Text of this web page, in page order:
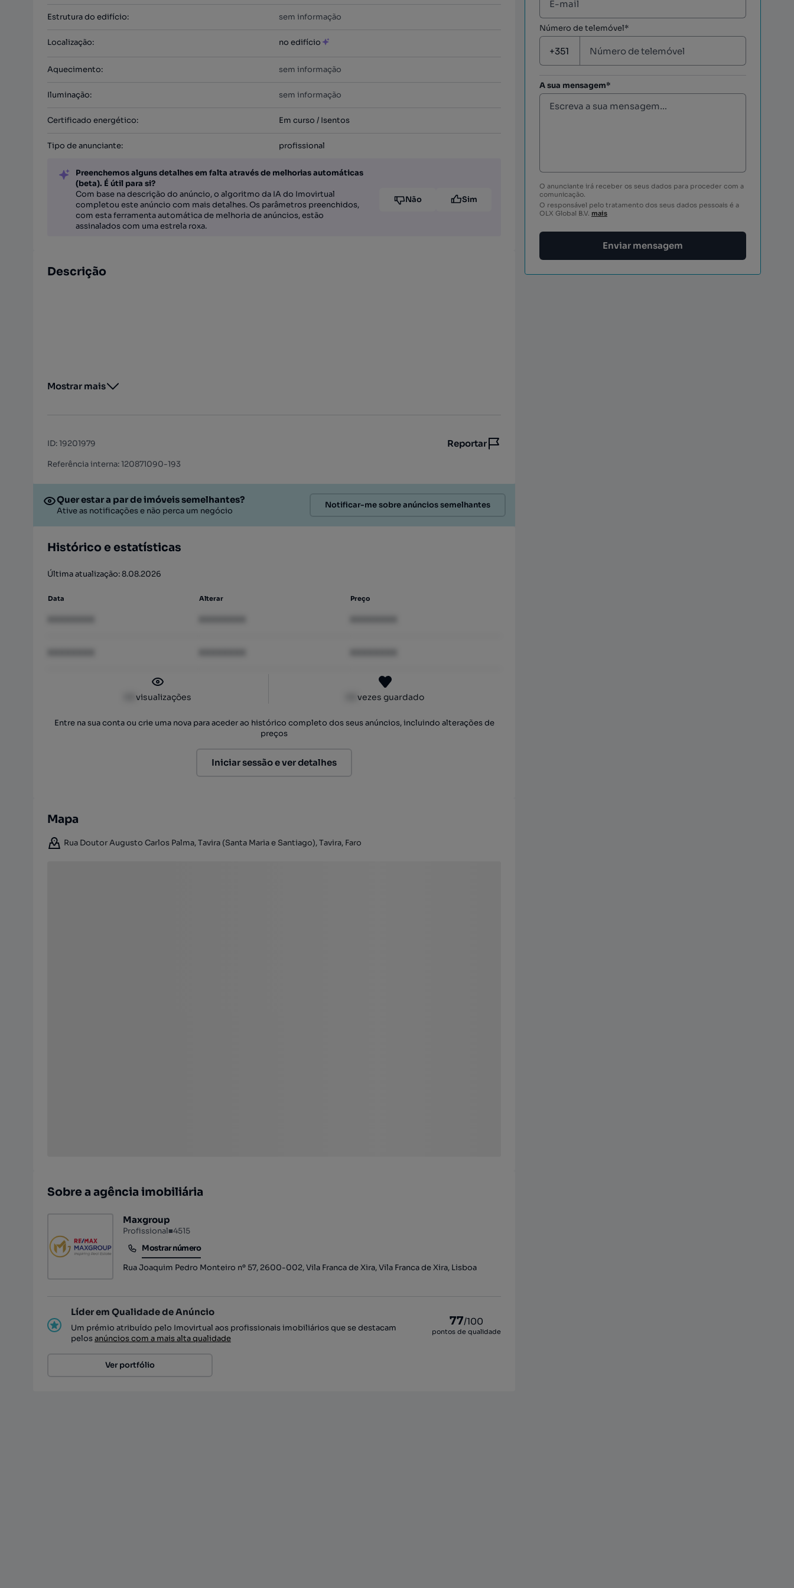
Estrutura do edifício: sem informação
Localização: no edifício
Aquecimento: sem informação
Iluminação: sem informação
Certificado energético: Em curso / Isentos
Tipo de anunciante: profissional
Preenchemos alguns detalhes em falta através de melhorias automáticas
(beta). É útil para si?
Com base na descrição do anúncio, o algoritmo da IA do Imovirtual
completou este anúncio com mais detalhes. Os parâmetros preenchidos,
com esta ferramenta automática de melhoria de anúncios, estão
assinalados com uma estrela roxa.
Não Sim
Descrição
Mostrar mais
ID:19201979 Reportar
Referência interna: 120871090-193
Quer estar a par de imóveis semelhantes?
Ative as notificações e não perca um negócio
Notificar-me sobre anúncios semelhantes
Histórico e estatísticas
Última atualização: 8.08.2026
Data Alterar Preço
visualizações vezes guardado
Entre na sua conta ou crie uma nova para aceder ao histórico completo dos seus anúncios, incluindo alterações de
preços
Iniciar sessão e ver detalhes
Mapa
Rua Doutor Augusto Carlos Palma, Tavira (Santa Maria e Santiago), Tavira, Faro
Sobre a agência imobiliária
Maxgroup
Profissional■4515
Mostrar número
Mostrar número
Rua Joaquim Pedro Monteiro nº 57, 2600-002, Vila Franca de Xira, Vila Franca de Xira, Lisboa
Líder em Qualidade de Anúncio
Um prémio atribuído pelo Imovirtual aos profissionais imobiliários que se destacam
pelosanúncios com a mais alta qualidade
77/100
pontos de qualidade
Ver portfólio
Número de telemóvel*
A sua mensagem*
O anunciante irá receber os seus dados para proceder com a
comunicação.
O responsável pelo tratamento dos seus dados pessoais é a
OLX Global B.V. mais
Enviar mensagem